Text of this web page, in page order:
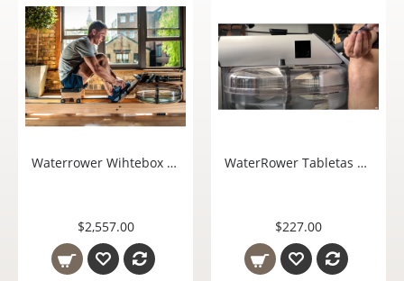
Waterrower Wihtebox Delivery Servicio de Entrega Ensamble y Capacitación de WaterRower a Domicilio
$2,557.00
WaterRower Tabletas de Cloro para Mantenimiento de Tanque WRPB960 X 8 Pastillas
$227.00